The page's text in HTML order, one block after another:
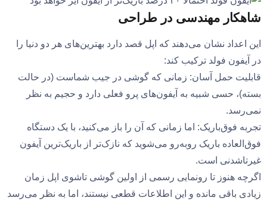
شاهکار مهندسی در طراحی
این اعداد نشان می‌دهند که اپل قصد دارد بهترین‌های هر دو دنیا را
در آیفون فولد ترکیب کند:
قابلیت حمل آسان: زمانی که گوشی در جیب شماست (در حالت
بسته)، حسی شبیه به آیفون‌های پرو فعلی دارد و حجیم به نظر
نمی‌رسد.
تجربه فوق‌باریک: اما زمانی که آن را باز می‌کنید، با یک دستگاه
فوق‌العاده باریک روبه‌رو می‌شوید که نازک‌تر از باریک‌ترین آیفون
غیرتاشدنی است.
اگرچه هنوز تا رونمایی رسمی از اولین گوشی تاشوی اپل زمان
زیادی باقی مانده و این اطلاعات قطعی نیستند، اما به نظر می‌رسد